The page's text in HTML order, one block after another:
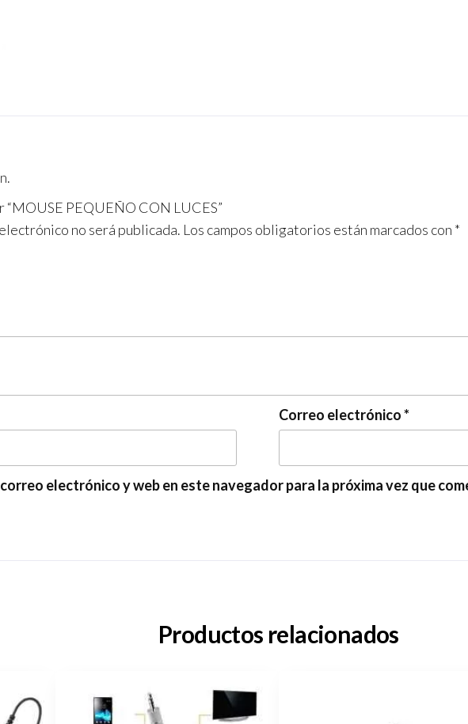
PEQUEÑO CON LUCES”
no será publicada. Los campos obligatorios están marcados con *
Correo electrónico*
electrónico y web en este navegador para la próxima vez que
Productos relacionados